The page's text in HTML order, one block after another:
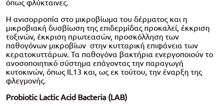
όπως φλύκταινες.
Η ανισορροπία στο μικροβίωμα του δέρματος και η
μικροβιακή δυσβίωση της επιδερμίδας προκαλεί, έκκριση
τοξινών, έκκριση πρωτεασών, προσκόλληση των
παθογόνων μικροβίων στην κυτταρική επιφάνεια των
κερατοκυττάρων. Τα παθογόνα βακτήρια ενεργοποιούν το
ανοσοποιητικό σύστημα επάγοντας την παραγωγή
κυτοκινών, όπως IL13 και, ως εκ τούτου, την έναρξη της
φλεγμονής.
Probiotic Lactic Acid Bacteria (LAB)